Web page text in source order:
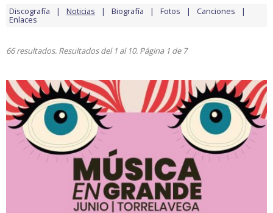
Discografía Noticias Biografía Fotos Canciones
Enlaces
66 resultados. Resultados del 1 al 10. Página 1 de 7